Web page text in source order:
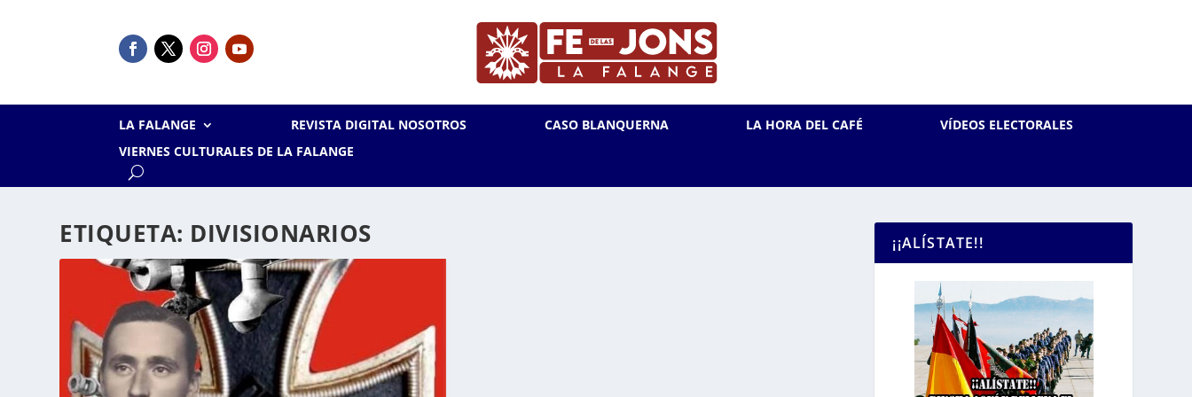
LA FALANGE REVISTA DIGITAL NOSOTROS CASO BLANQUERNA LA HORA DEL CAFÉ
VÍDEOS ELECTORALES
VIERNES CULTURALES DE LA FALANGE
ETIQUETA: DIVISIONARIOS ¡¡ALÍSTATE!!